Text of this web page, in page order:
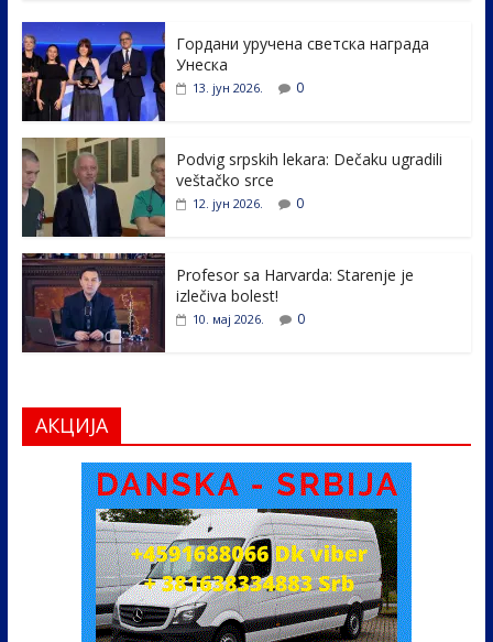
e
b
o
o
k
itt
er e
dI
e
Гордани уручена светска награда
Унеска
13. јун 2026. 0
Podvig srpskih lekara: Dečaku ugradili
veštačko srce
12. јун 2026. 0
Profesor sa Harvarda: Starenje je
izlečiva bolest!
10. мај 2026. 0
АКЦИЈА